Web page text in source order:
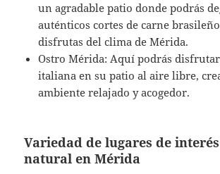
un agradable patio donde podrás
auténticos cortes de carne
disfrutas del clima de Mérida.
Ostro Mérida: Aquí podrás
italiana en su patio al aire libre,
ambiente relajado y acogedor.
Variedad de lugares de
natural en Mérida